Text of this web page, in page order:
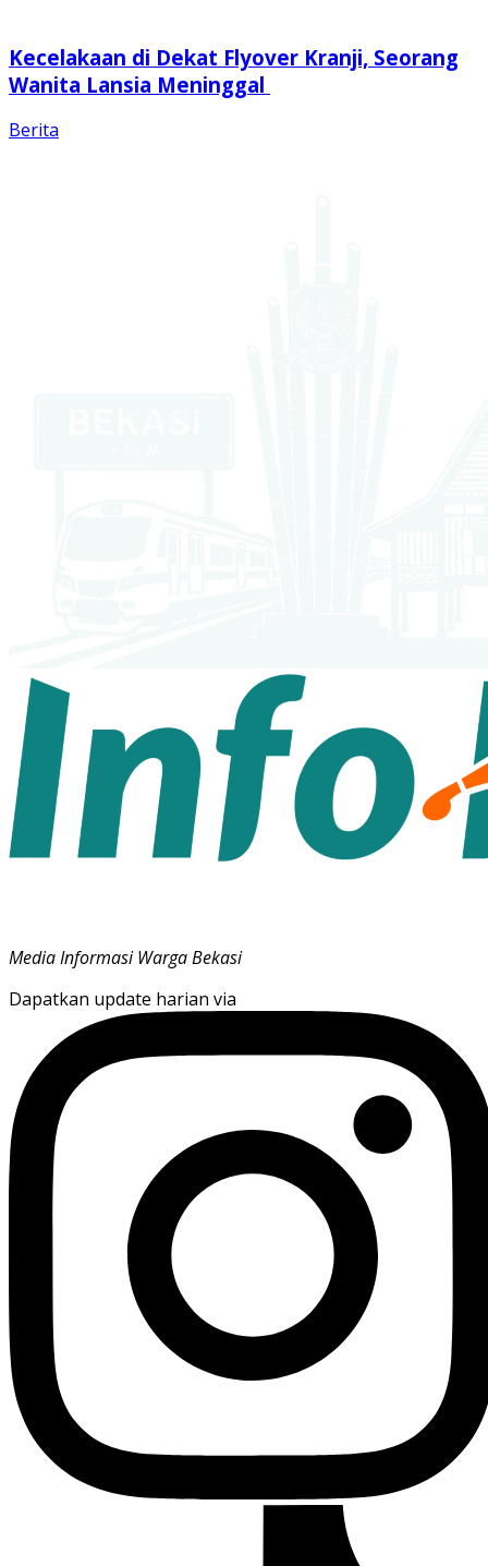
Kecelakaan di Dekat Flyover Kranji, Seorang
Wanita Lansia Meninggal
Berita
Media Informasi Warga Bekasi
Dapatkan update harian via